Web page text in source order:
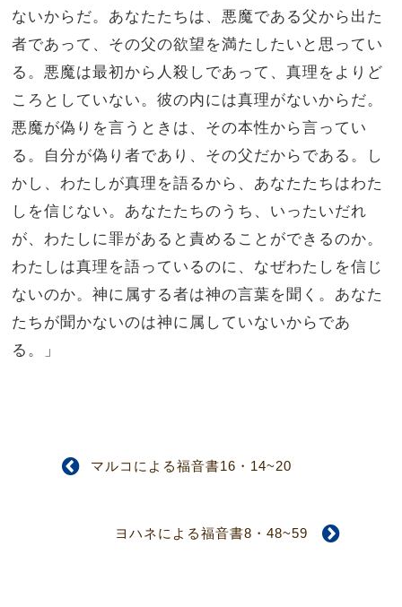
ないからだ。 あなたたちは、悪魔である父から出た
者であって、その父の欲望を満たしたいと思ってい
る。悪魔は最初から人殺しであって、真理をよりど
ころとしていない。彼の内には真理がないからだ。
悪魔が偽りを言うときは、その本性から言ってい
る。自分が偽り者であり、その父だからである。
し
かし、わたしが真理を語るから、あなたたちはわた
しを信じない。 あなたたちのうち、いったいだれ
が、わたしに罪があると責めることができるのか。
わたしは真理を語っているのに、なぜわたしを信じ
ないのか。神に属する者は神の言葉を聞く。あなた
たちが聞かないのは神に属していないからであ
る。」
マルコによる福音書16・14~20
ヨハネによる福音書8・48~59